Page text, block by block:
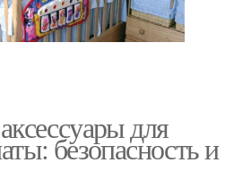
для
безопасность и